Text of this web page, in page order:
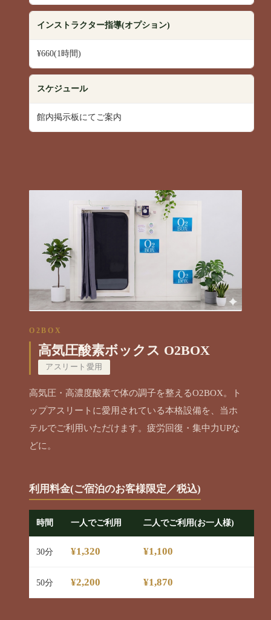
インストラクター指導(オプション)
¥660(1時間)
スケジュール
館内掲示板にてご案内
O2BOX
高気圧酸素ボックス O2BOX
アスリート愛用
高気圧・高濃度酸素で体の調子を整えるO2BOX。ト
ップアスリートに愛用されている本格設備を、当ホ
テルでご利用いただけます。疲労回復・集中力UPな
どに。
利用料金(ご宿泊のお客様限定／税込)
時間 一人でご利用 二人でご利用(お一人様)
30分 ¥1,320 ¥1,100
50分 ¥2,200 ¥1,870